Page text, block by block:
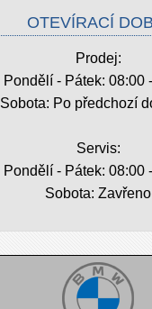
OTEVÍRACÍ
Prodej:
Pondělí - Pátek: 08:00
Sobota: Po předchozí
Servis:
Pondělí - Pátek: 08:00
Sobota: Zavřeno